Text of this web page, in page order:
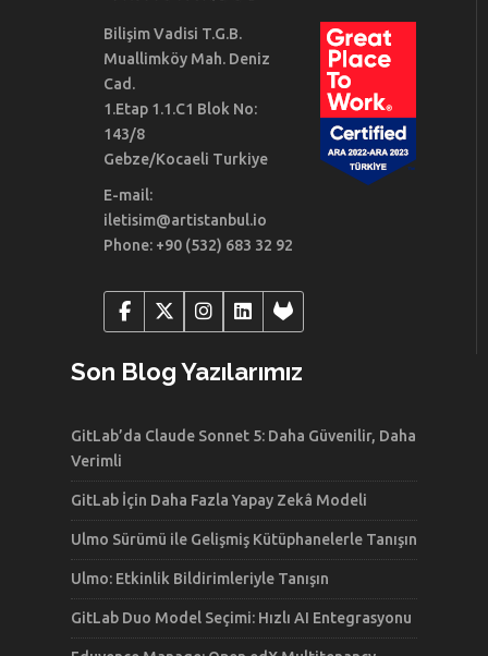
Bilişim Vadisi T.G.B.
Muallimköy Mah. Deniz
Cad.
1.Etap 1.1.C1 Blok No:
143/8
Gebze/Kocaeli Turkiye
E-mail:
iletisim@artistanbul.io
Phone: +90 (532) 683 32 92
Son Blog Yazılarımız
GitLab’da Claude Sonnet 5: Daha Güvenilir, Daha
Verimli
GitLab İçin Daha Fazla Yapay Zekâ Modeli
Ulmo Sürümü ile Gelişmiş Kütüphanelerle Tanışın
Ulmo: Etkinlik Bildirimleriyle Tanışın
GitLab Duo Model Seçimi: Hızlı AI Entegrasyonu